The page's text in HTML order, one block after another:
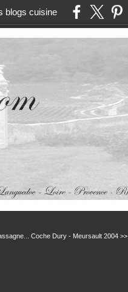
blogs cuisine
Coche Dury - Meursault 2004 >>